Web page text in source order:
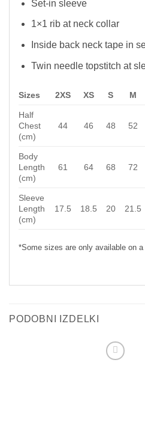
Set-in sleeve
1×1 rib at neck collar
Inside back neck tape in
Twin needle topstitch at
Sizes 2XS XS S M
Half
Chest
(cm)
44 46 48 52
Body
Length
(cm)
61 64 68 72
Sleeve
Length
(cm)
17.5 18.5 20 21.5
*Some sizes are only available on
PODOBNI IZDELKI